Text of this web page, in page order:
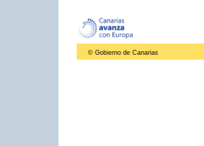
© Gobierno de Canarias